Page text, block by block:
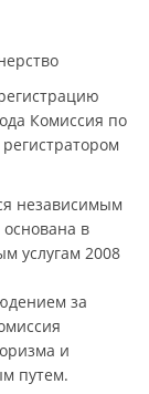
Комиссия по
независимым
в
услугам 2008
за
и
путем.